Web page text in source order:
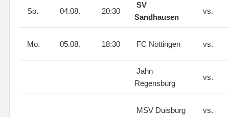
So. 04.08. 20:30
SV
Sandhausen
vs.
Mo. 05.08. 18:30 FC Nöttingen vs.
Jahn
Regensburg
vs.
MSV Duisburg vs.